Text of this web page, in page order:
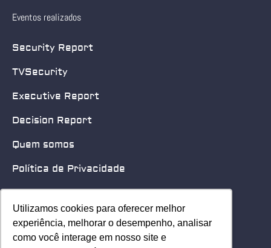
Utilizamos cookies para oferecer melhor
experiência, melhorar o desempenho, analisar
como você interage em nosso site e
Utilizamos cookies para oferecer melhor
experiência, melhorar o desempenho, analisar
como você interage em nosso site e
Eventos realizados
Security Report
TVSecurity
Executive Report
Decision Report
Quem somos
Política de Privacidade
Quero patrocinar
Contato
Home